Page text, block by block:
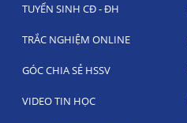
TUYỂN SINH CĐ - ĐH
TRẮC NGHIỆM ONLINE
GÓC CHIA SẺ HSSV
VIDEO TIN HỌC